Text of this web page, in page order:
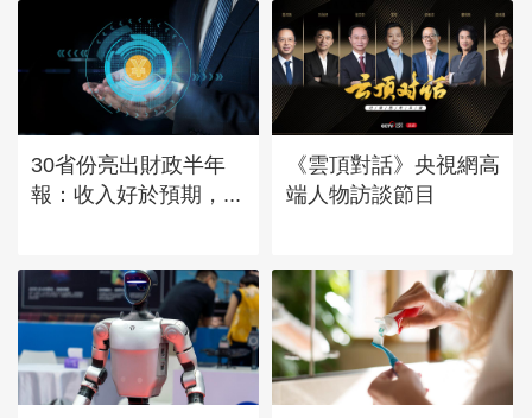
30省份亮出財政半年
報：收入好於預期，...
《雲頂對話》央視網高
端人物訪談節目